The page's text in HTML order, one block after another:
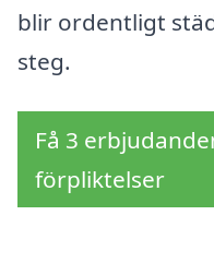
blir ordentligt
steg.
Få 3
förpliktelser